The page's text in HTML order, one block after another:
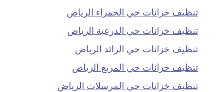
تنظيف خزانات حي الحمراء الرياض
تنظيف خزانات حي الدرعية الرياض
تنظيف خزانات حي الرائد الرياض
تنظيف خزانات حي المربع الرياض
تنظيف خزانات حي المرسلات الرياض